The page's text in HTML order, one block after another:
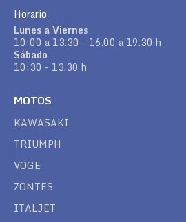
Horario
Lunes a Viernes
10:00 a 13.30 - 16.00 a 19.30 h
Sábado
10:30 - 13.30 h
MOTOS
KAWASAKI
TRIUMPH
VOGE
ZONTES
ITALJET